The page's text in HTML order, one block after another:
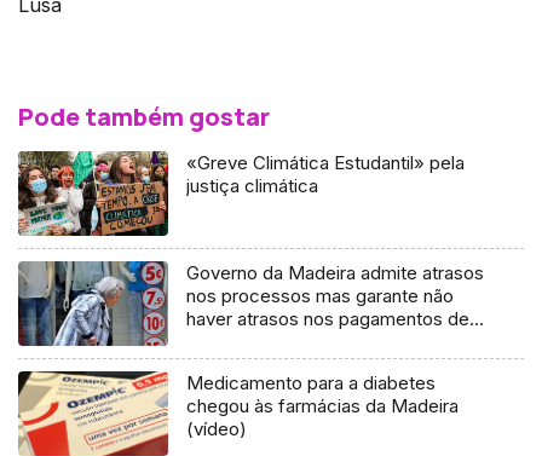
Pode também gostar
«Greve Climática Estudantil» pela
justiça climática
Governo da Madeira admite atrasos
nos processos mas garante não
haver atrasos nos pagamentos de
Medicamento para a diabetes
chegou às farmácias da Madeira
(vídeo)